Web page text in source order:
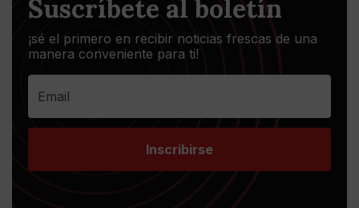
Suscríbete al boletín
¡sé el primero en recibir noticias frescas de una
manera conveniente para ti!
Inscribirse